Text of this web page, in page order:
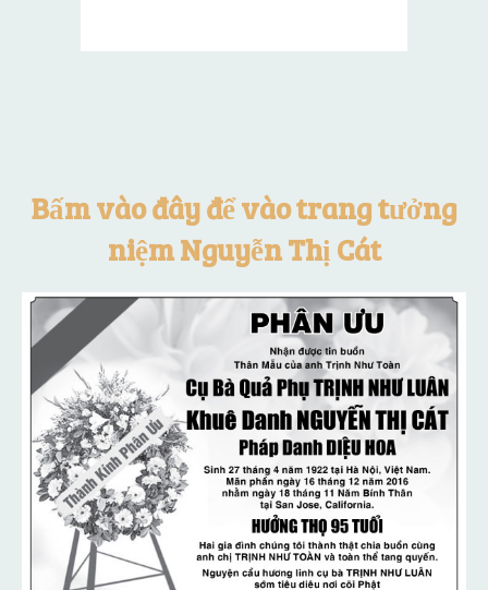
Bấm vào đây để vào trang tưởng
niệm Nguyễn Thị Cát